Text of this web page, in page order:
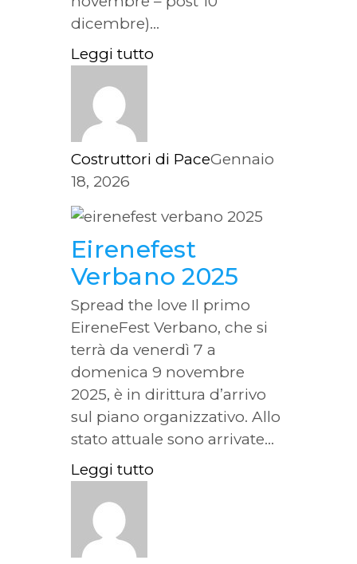
dicembre)...
Leggi tutto
Costruttori di PaceGennaio
18, 2026
Eirenefest
Verbano 2025
Spread the love Il primo
EireneFest Verbano, che si
terrà da venerdì 7 a
domenica 9 novembre
2025, è in dirittura d’arrivo
sul piano organizzativo. Allo
stato attuale sono arrivate...
Leggi tutto